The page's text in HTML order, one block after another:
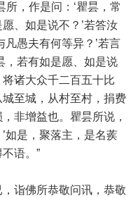
所，作是问：‘瞿昙，常
、如是说不？’若答汝
凡愚夫有何等异？’若言
，若有如是愿、如是说
诸大众千二百五十比
至城，从村至村，捐费
非增益也。瞿昙所说，
如是，聚落主，是名蒺
语。”
诣佛所恭敬问讯，恭敬